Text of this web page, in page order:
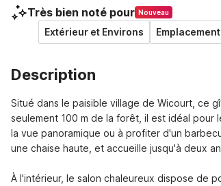
Très bien noté pour Nouveau
Extérieur et Environs Emplacement
Description
Situé dans le paisible village de Wicourt, ce
seulement 100 m de la forêt, il est idéal pour
la vue panoramique ou à profiter d'un
une chaise haute, et accueille jusqu'à deux
À l'intérieur, le salon chaleureux dispose de